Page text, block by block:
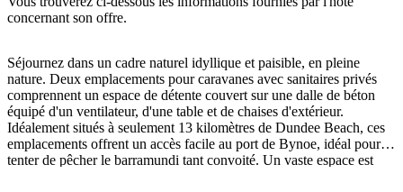
Rechercher:
Sign
concernant son offre.
Séjournez dans un cadre naturel idyllique et paisible, en pleine
nature. Deux emplacements pour caravanes avec sanitaires privés
comprennent un espace de détente couvert sur une dalle de béton
équipé d'un ventilateur, d'une table et de chaises d'extérieur.
Idéalement situés à seulement 13 kilomètres de Dundee Beach, ces
emplacements offrent un accès facile au port de Bynoe, idéal pour
tenter de pêcher le barramundi tant convoité. Un vaste espace est